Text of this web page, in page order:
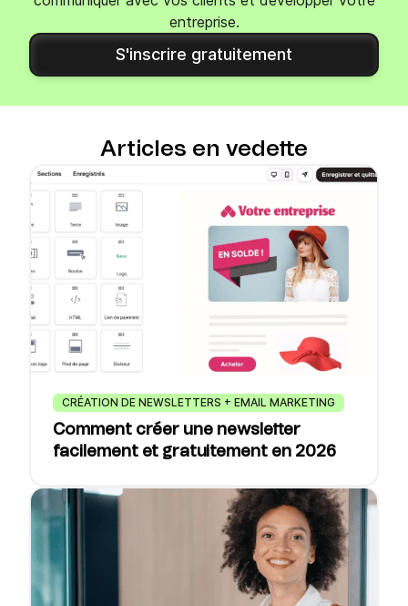
entreprise.
S'inscrire gratuitement
Articles en vedette
CRÉATION DE NEWSLETTERS + EMAIL MARKETING
Comment créer une newsletter
facilement et gratuitement en 2026